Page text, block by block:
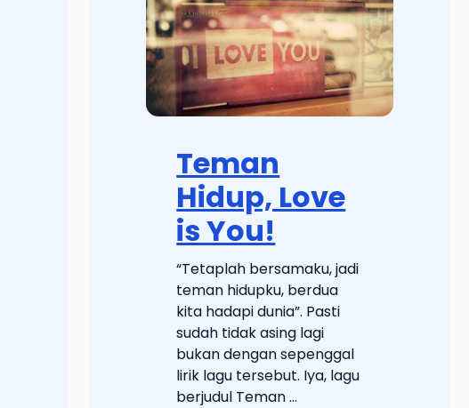
Teman
Hidup, Love
is You!
“Tetaplah bersamaku, jadi
teman hidupku, berdua
kita hadapi dunia”. Pasti
sudah tidak asing lagi
bukan dengan sepenggal
lirik lagu tersebut. Iya, lagu
berjudul Teman ...